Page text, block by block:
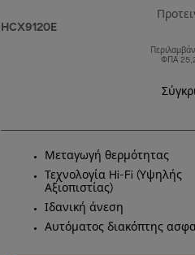
HCX9120E
ΦΠΑ
Μεταγωγή θερμότητας
Τεχνολογία Hi-Fi (Υψηλής
Αξιοπιστίας)
Ιδανική άνεση
Αυτόματος διακόπτης